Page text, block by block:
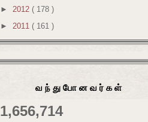
► 2012 ( 178 )
► 2011 ( 161 )
வந்துபோனவர்கள்
1,656,714